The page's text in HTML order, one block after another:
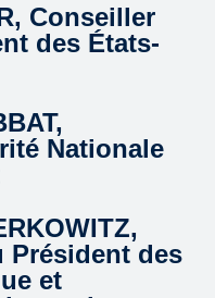
Conseiller
des États-
Nationale
Président des
et